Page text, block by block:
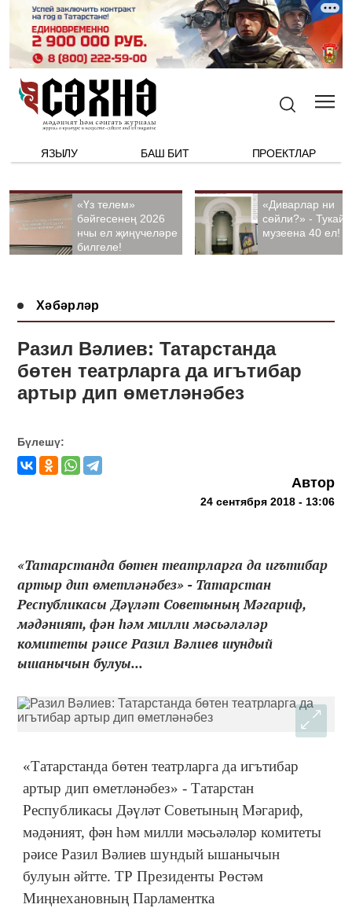
ЯЗЫЛУ БАШ БИТ ПРОЕКТЛАР
«Үз телем»
бәйгесенең 2026
нчы ел җиңүчеләре
билгеле!
«Диварлар ни
сөйли?» - Тукай
музеена 40 ел!
Хәбәрләр
Разил Вәлиев: Татарстанда
бөтен театрларга да игътибар
артыр дип өметләнәбез
Бүлешү:
Автор
24 сентября 2018 - 13:06
«Татарстанда бөтен театрларга да игътибар
артыр дип өметләнәбез» - Татарстан
Республикасы Дәүләт Советының Мәгариф,
мәдәният, фән һәм милли мәсьәләләр
комитеты рәисе Разил Вәлиев шундый
ышанычын булуы...
«Татарстанда бөтен театрларга да игътибар
артыр дип өметләнәбез» - Татарстан
Республикасы Дәүләт Советының Мәгариф,
мәдәният, фән һәм милли мәсьәләләр комитеты
рәисе Разил Вәлиев шундый ышанычын
булуын әйтте. ТР Президенты Рөстәм
Миңнехановның Парламентка